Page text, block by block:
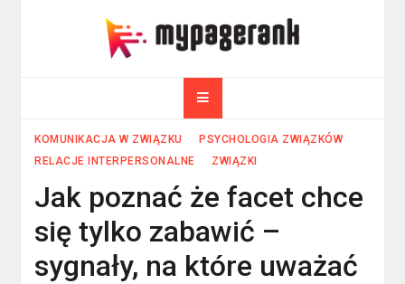
myPageRank.pl
KOMUNIKACJA W ZWIĄZKU
PSYCHOLOGIA ZWIĄZKÓW
RELACJE INTERPERSONALNE
ZWIĄZKI
Jak poznać że facet chce
się tylko zabawić –
sygnały, na które uważać